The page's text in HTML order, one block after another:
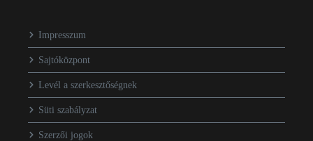
Impresszum
Sajtóközpont
Levél a szerkesztőségnek
Süti szabályzat
Szerzői jogok